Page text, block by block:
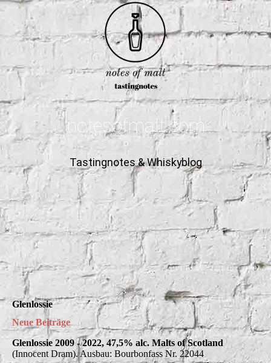
notesofmalt.com
Tastingnotes & Whiskyblog
Glenlossie
Neue Beiträge
Glenlossie 2009 - 2022, 47,5% alc. Malts of Scotland
(Innocent Dram). Ausbau: Bourbonfass Nr. 22044